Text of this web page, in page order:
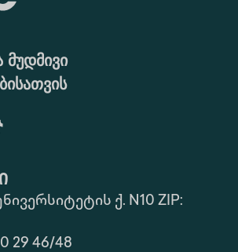
მუდმივი
ქ. N10 ZIP:
29 46/48